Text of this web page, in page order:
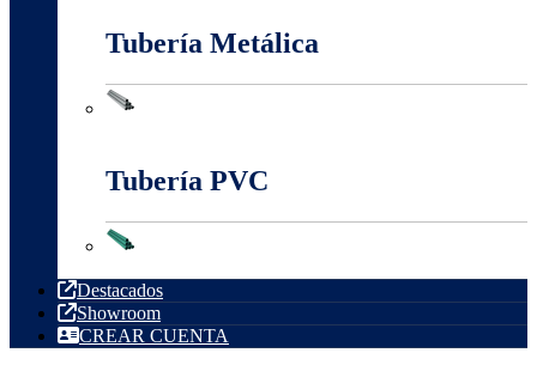
Tubería Metálica
Tubería PVC
Destacados
Showroom
CREAR CUENTA